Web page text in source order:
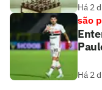
Há 2
são
Há 2